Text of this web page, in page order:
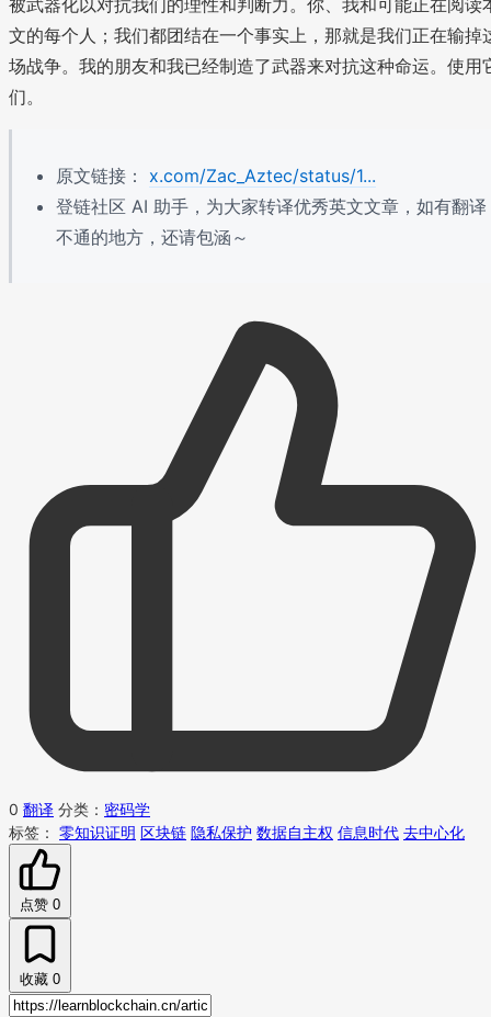
被武器化以对抗我们的理性和判断力。你、我和可能正在阅读
文的每个人；我们都团结在一个事实上，那就是我们正在输掉
场战争。我的朋友和我已经制造了武器来对抗这种命运。使用
们。
原文链接： x.com/Zac_Aztec/status/1...
登链社区 AI 助手，为大家转译优秀英文文章，如有翻译
不通的地方，还请包涵～
0 翻译 分类： 密码学
标签： 零知识证明 区块链 隐私保护 数据自主权 信息时代 去中心化
点赞 0
收藏 0